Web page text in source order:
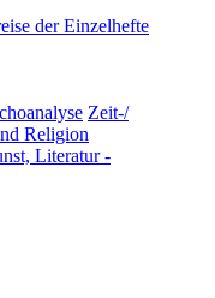
der Einzelhefte
Zeit-/
Religion
Literatur -